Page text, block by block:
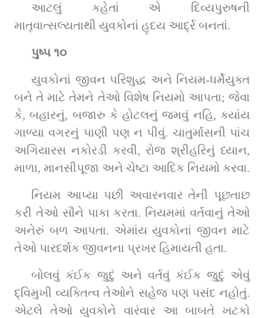
આટલું કહેતાં એ દિવ્યપુરુષની
માતૃવાત્સલ્યતાથી યુવકોનાં હૃદય આર્દ્ર બનતાં.
પુષ્પ ૧૦
યુવકોનાં જીવન પરિશુદ્ધ અને નિયમ-ધર્મેયુક્ત
બને તે માટે તેમને તેઓ વિશેષ નિયમો આપતા; જેવા
કે, બહારનું, બજારુ કે હોટલનું જમવું નહિ, ક્યાંય
ગાળ્યા વગરનું પાણી પણ ન પીવું. ચાતુર્માસની પાંચ
અગિયારસ નકોરડી કરવી, રોજ શ્રીહરિનું ધ્યાન,
માળા, માનસીપૂજા અને ચેષ્ટા આદિક નિયમો કરવા.
નિયમ આપ્યા પછી અવારનવાર તેની પૂછતાછ
કરી તેઓ સૌને પાકા કરતા. નિયમમાં વર્તવાનું તેઓ
અનેરું બળ આપતા. એમાંય યુવકોનાં જીવન માટે
તેઓ પારદર્શક જીવનના પ્રખર હિમાયતી હતા.
બોલવું કંઈક જુદું અને વર્તવું કંઈક જુદું એવું
દ્વિમુખી વ્યક્તિત્વ તેઓને સહેજ પણ પસંદ નહોતું.
એટલે તેઓ યુવકોને વારંવાર આ બાબતે ખટકો